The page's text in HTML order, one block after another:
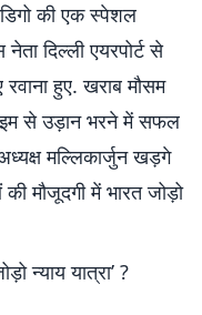
की एक स्पेशल
दिल्ली एयरपोर्ट से
हुए. खराब मौसम
से उड़ान भरने में सफल
मल्लिकार्जुन खड़गे
मौजूदगी में भारत जोड़ो
न्याय यात्रा’ ?